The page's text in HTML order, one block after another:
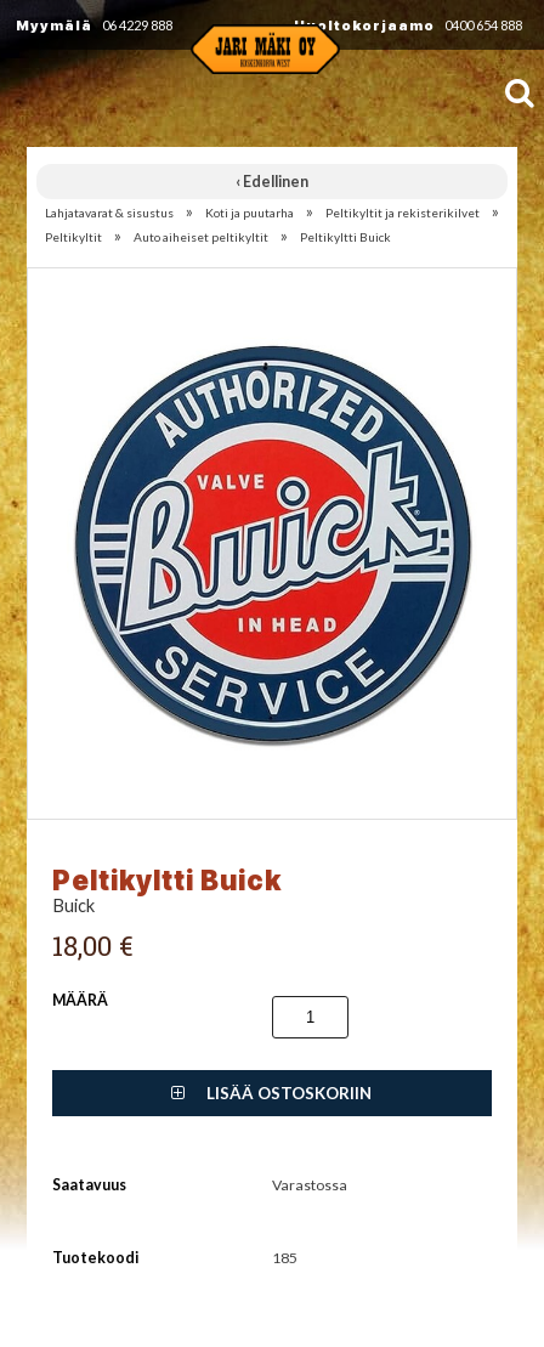
Myymälä 06 4229 888 Huoltokorjaamo 0400 654 888
‹ Edellinen
Lahjatavarat & sisustus » Koti ja puutarha » Peltikyltit ja rekisterikilvet »
Peltikyltit » Auto aiheiset peltikyltit » Peltikyltti Buick
Peltikyltti Buick
Buick
18,00 €
MÄÄRÄ
LISÄÄ OSTOSKORIIN
Saatavuus Varastossa
Tuotekoodi 185